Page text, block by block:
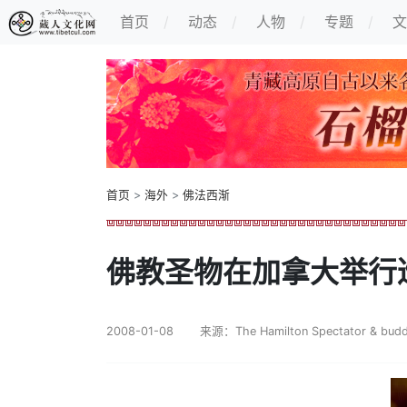
首页 动态 人物 专题
首页 > 海外 > 佛法西渐
佛教圣物在加拿大举行
2008-01-08 来源：The Hamilton Spectator &